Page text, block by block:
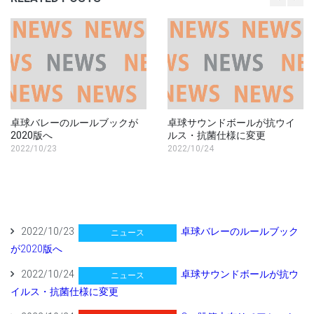
卓球バレーのルールブックが
2020版へ
2022/10/23
卓球サウンドボールが抗ウイ
ルス・抗菌仕様に変更
2022/10/24
2022/10/23 ニュース
卓球バレーのルールブック
が2020版へ
2022/10/24 ニュース
卓球サウンドボールが抗ウ
イルス・抗菌仕様に変更